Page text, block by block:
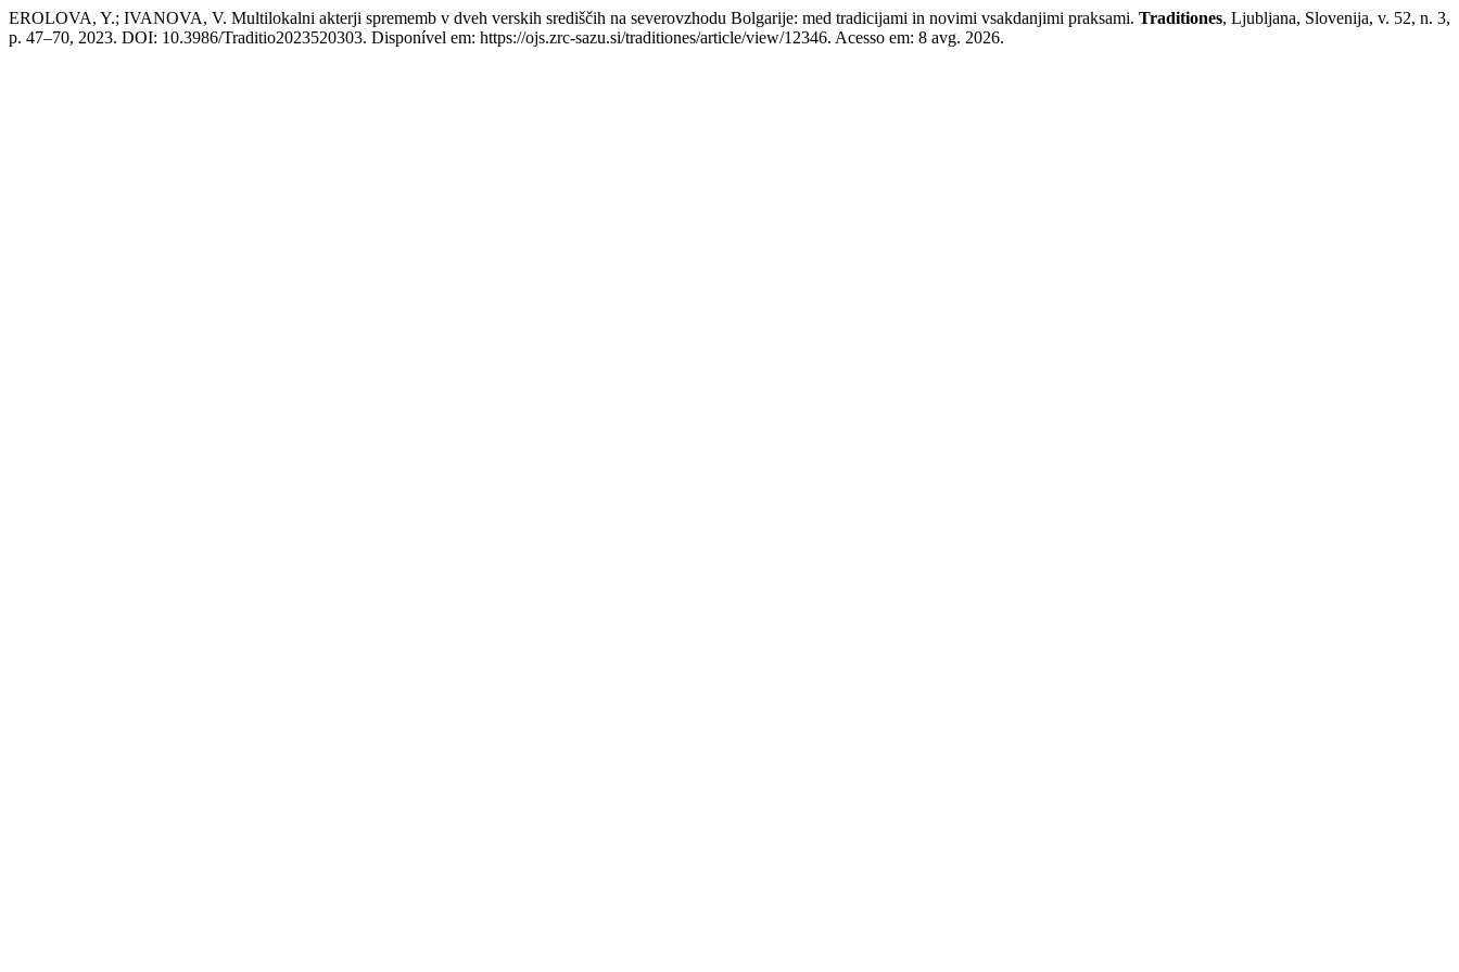
EROLOVA, Y.; IVANOVA, V. Multilokalni akterji sprememb v dveh verskih središčih na severovzhodu Bolgarije: med tradicijami in novimi vsakdanjimi praksami. Traditiones, Ljubljana, Slovenija, v. 52, n. 3,
p. 47–70, 2023. DOI: 10.3986/Traditio2023520303. Disponível em: https://ojs.zrc-sazu.si/traditiones/article/view/12346. Acesso em: 8 avg. 2026.